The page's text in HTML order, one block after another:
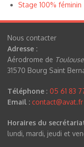
Stage 100% féminin
Nous contacter
Adresse :
Aérodrome de
31570 Bourg Saint
Téléphone : 05 61 83
Email : contact@avat.fr
Horaires du
lundi, mardi, jeudi et